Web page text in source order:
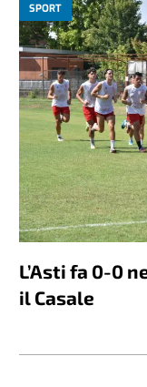
SPORT
L’Asti fa 0-0
il Casale